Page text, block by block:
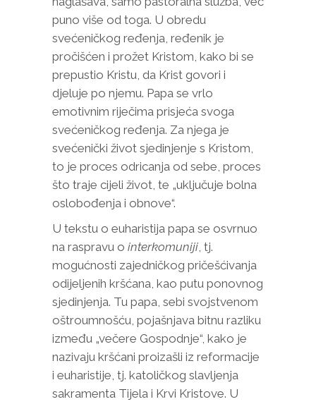
puno više od toga. U obredu
svećeničkog ređenja, ređenik je
pročišćen i prožet Kristom, kako bi se
prepustio Kristu, da Krist govori i
djeluje po njemu. Papa se vrlo
emotivnim riječima prisjeća svoga
svećeničkog ređenja. Za njega je
svećenički život sjedinjenje s Kristom,
to je proces odricanja od sebe, proces
što traje cijeli život, te „uključuje bolna
oslobođenja i obnove“.
U tekstu o euharistija papa se osvrnuo
na raspravu o interkomuniji, tj.
mogućnosti zajedničkog pričešćivanja
odijeljenih kršćana, kao putu ponovnog
sjedinjenja. Tu papa, sebi svojstvenom
oštroumnošću, pojašnjava bitnu razliku
između „večere Gospodnje“, kako je
nazivaju kršćani proizašli iz reformacije
i euharistije, tj. katoličkog slavljenja
sakramenta Tijela i Krvi Kristove. U